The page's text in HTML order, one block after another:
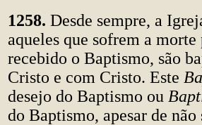
1258. Desde sempre, a
aqueles que sofrem a
recebido o Baptismo, são
Cristo e com Cristo. Este
desejo do Baptismo ou
do Baptismo, apesar de não